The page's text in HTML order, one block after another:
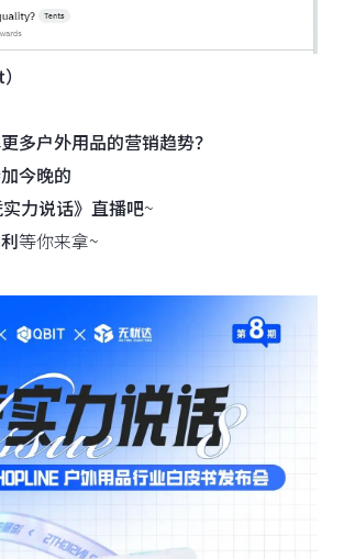
多户外用品的营销趋势？
今晚的
力说话》直播吧~
等你来拿~